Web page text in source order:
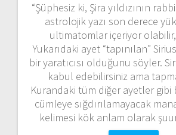
“Şüphesiz ki, Şira yıldızının
astrolojik yazı son derece
ultimatomlar içeriyor olabilir,
Yukarıdaki ayet “tapınılan”
bir yaratıcısı olduğunu söyler.
kabul edebilirsiniz ama
Kurandaki tüm diğer ayetler gibi
cümleye sığdırılamayacak
kelimesi kök anlam olarak